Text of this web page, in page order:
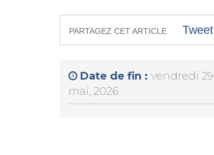
PARTAGEZ CET ARTICLE Tweet
Date de fin : vendredi 29
mai, 2026